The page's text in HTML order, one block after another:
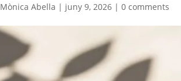
Mònica Abella | juny 9, 2026 |0 comments